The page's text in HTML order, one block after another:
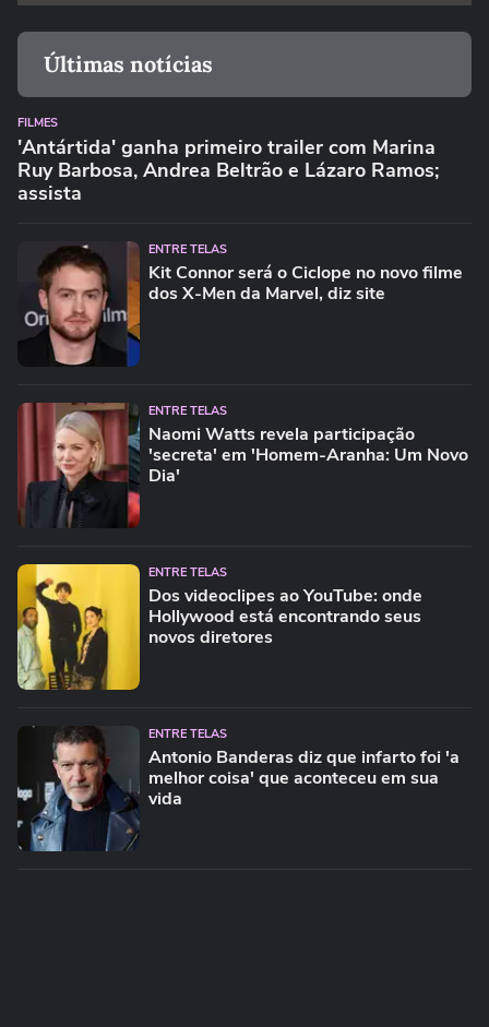
Últimas notícias
FILMES
'Antártida' ganha primeiro trailer com Marina
Ruy Barbosa, Andrea Beltrão e Lázaro Ramos;
assista
ENTRE TELAS
Kit Connor será o Ciclope no novo filme
dos X-Men da Marvel, diz site
ENTRE TELAS
Naomi Watts revela participação
'secreta' em 'Homem-Aranha: Um Novo
Dia'
ENTRE TELAS
Dos videoclipes ao YouTube: onde
Hollywood está encontrando seus
novos diretores
ENTRE TELAS
Antonio Banderas diz que infarto foi 'a
melhor coisa' que aconteceu em sua
vida